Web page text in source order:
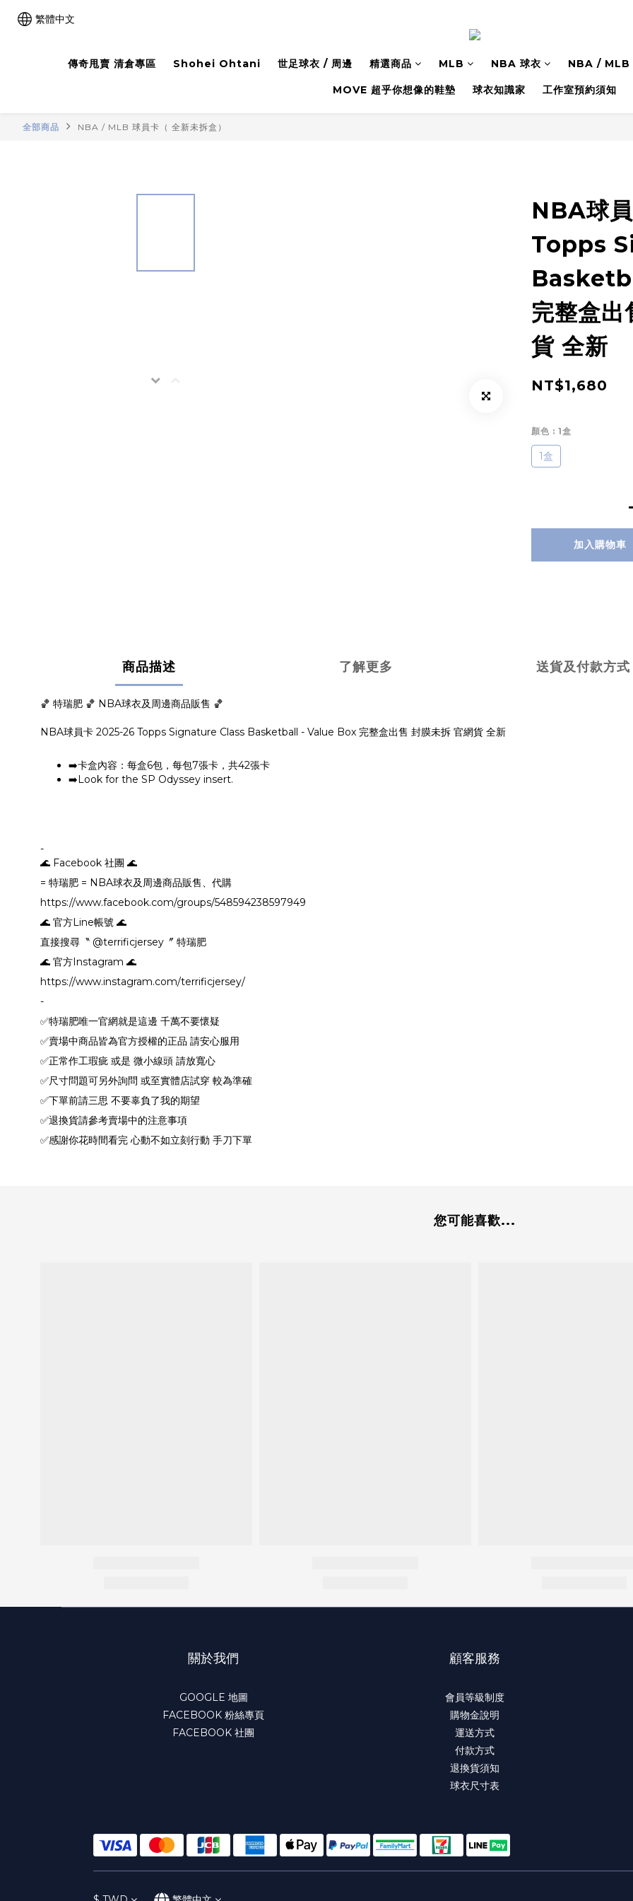
繁體中文
傳奇甩賣 清倉專區 Shohei Ohtani 世足球衣 / 周邊 精選商品 MLB NBA 球衣 NBA / MLB
MOVE 超乎你想像的鞋墊 球衣知識家 工作室預約須知
全部商品 NBA / MLB 球員卡（ 全新未拆盒）
NBA球
Topps
完整盒出
貨 全新
NT$1,680
顏色 : 1盒
1盒
加入購物車
商品描述 了解更多 送貨及付款方式
🏀 特瑞肥 🏀 NBA球衣及周邊商品販售 🏀
NBA球員卡 2025-26 Topps Signature Class Basketball - Value Box 完整盒出售 封膜未拆 官網貨 全新
➡️卡盒內容：每盒6包，每包7張卡，共42張卡
➡️Look for the SP Odyssey insert.
-
🌊 Facebook 社團 🌊
= 特瑞肥 = NBA球衣及周邊商品販售、代購
https://www.facebook.com/groups/548594238597949
🌊 官方Line帳號 🌊
直接搜尋〝 @terrificjersey〞 特瑞肥
🌊 官方Instagram 🌊
https://www.instagram.com/terrificjersey/
-
✅特瑞肥唯一官網就是這邊 千萬不要懷疑
✅賣場中商品皆為官方授權的正品 請安心服用
✅正常作工瑕疵 或是 微小線頭 請放寬心
✅尺寸問題可另外詢問 或至實體店試穿 較為準確
✅下單前請三思 不要辜負了我的期望
✅退換貨請參考賣場中的注意事項
✅感謝你花時間看完 心動不如立刻行動 手刀下單
您可能喜歡...
關於我們
GOOGLE 地圖
FACEBOOK 粉絲專頁
FACEBOOK 社團
顧客服務
會員等級制度
購物金說明
運送方式
付款方式
退換貨須知
球衣尺寸表